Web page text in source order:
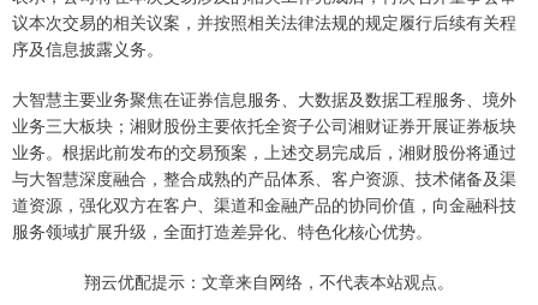
议本次交易的相关议案，并按照相关法律法规的规定履行后续有关程
序及信息披露义务。
大智慧主要业务聚焦在证券信息服务、大数据及数据工程服务、境外
业务三大板块；湘财股份主要依托全资子公司湘财证券开展证券板块
业务。根据此前发布的交易预案，上述交易完成后，湘财股份将通过
与大智慧深度融合，整合成熟的产品体系、客户资源、技术储备及渠
道资源，强化双方在客户、渠道和金融产品的协同价值，向金融科技
服务领域扩展升级，全面打造差异化、特色化核心优势。
翔云优配提示：文章来自网络，不代表本站观点。